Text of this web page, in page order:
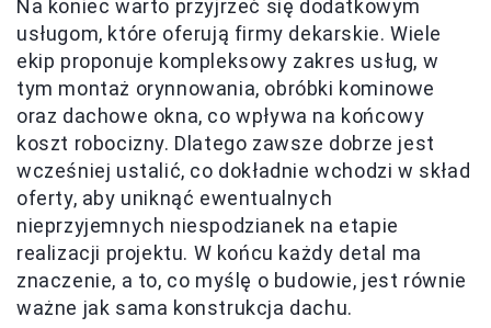
Na koniec warto przyjrzeć się dodatkowym
usługom, które oferują firmy dekarskie. Wiele
ekip proponuje kompleksowy zakres usług, w
tym montaż orynnowania, obróbki kominowe
oraz dachowe okna, co wpływa na końcowy
koszt robocizny. Dlatego zawsze dobrze jest
wcześniej ustalić, co dokładnie wchodzi w skład
oferty, aby uniknąć ewentualnych
nieprzyjemnych niespodzianek na etapie
realizacji projektu. W końcu każdy detal ma
znaczenie, a to, co myślę o budowie, jest równie
ważne jak sama konstrukcja dachu.